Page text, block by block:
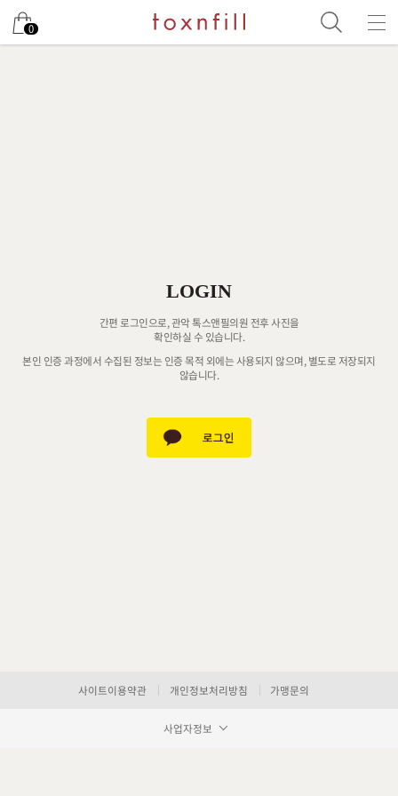
0
LOGIN
간편 로그인으로, 관악 톡스앤필의원 전후 사진을
확인하실 수 있습니다.
본인 인증 과정에서 수집된 정보는 인증 목적 외에는 사용되지 않으며, 별도로 저장되지
않습니다.
사이트이용약관 개인정보처리방침 가맹문의
사업자정보